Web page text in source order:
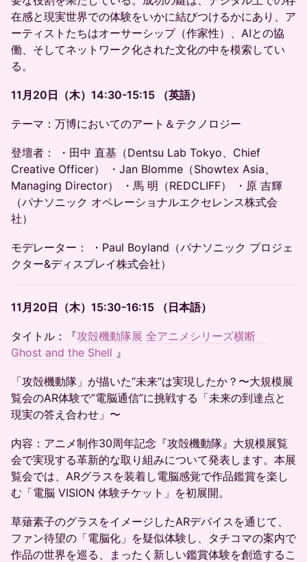
在感と現実世界での体験をいかに結びつけるかにあり、ア
ーティストたちはオーサーシップ（作家性）、AIとの協
働、そしてネットワーク化された文化の中を模索してい
る。
11月20日（木）14:30-15:15 （英語）
テーマ：万博においてのアート＆テクノロジー
登壇者： ・田中 直基（Dentsu Lab Tokyo、Chief
Creative Officer） ・Jan Blomme（Showtex Asia、
Managing Director） ・馬 明（REDCLIFF） ・原 吉輝
（パナソニック オペレーショナルエクセレンス株式会
社）
モデレーター： ・Paul Boyland（パナソニック プロジェ
クター&ディスプレイ株式会社）
11月20日（木）15:30-16:15 （日本語）
タイトル：『攻殻機動隊展 全アニメシリーズ横断
Ghost and the Shell 』
「攻殻機動隊」が描いた“未来”は実現したか？〜大規模展
覧会のAR体験で”電脳通信”に挑戦する「未来の到達点と
現実の答え合わせ」〜
内容：アニメ制作30周年記念『攻殻機動隊』大規模展覧
会で実現する革新的な取り組みについて発表します。本展
覧会では、ARグラスを装着し電脳感覚で作品鑑賞を楽し
む「電脳 VISION 体験チケット」を初展開。
草薙素子のグラスをイメージしたARデバイスを通じて、
ファン待望の「電脳化」を疑似体験し、タチコマの案内で
作品の世界を巡る、まったく新しい鑑賞体験を創造するこ